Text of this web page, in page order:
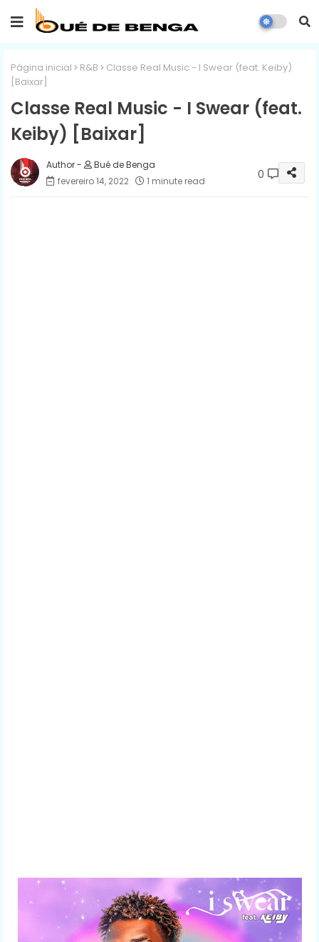
Página inicial R&B
Classe Real Music - I Swear (feat. Keiby)
[Baixar]
Classe Real Music - I Swear (feat.
Keiby) [Baixar]
Bué de Benga
fevereiro 14, 2022
1 minute read 0